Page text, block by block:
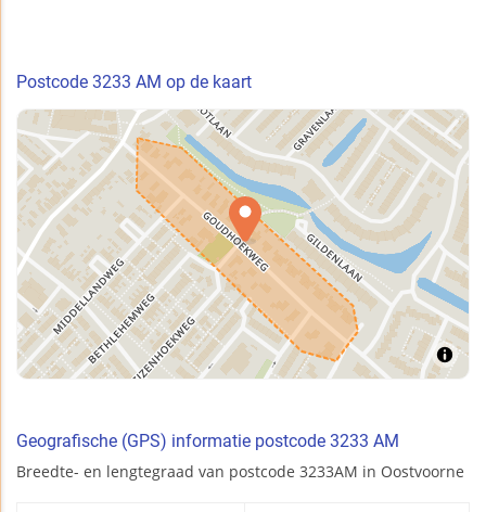
Postcode 3233 AM op de kaart
Geografische (GPS) informatie postcode 3233 AM
Breedte- en lengtegraad van postcode 3233AM in Oostvoorne